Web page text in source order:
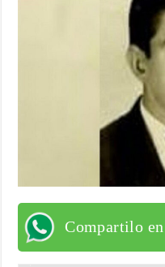
Compartilo